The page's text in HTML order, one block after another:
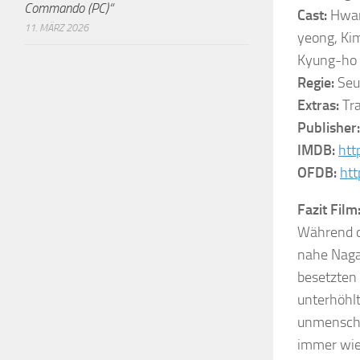
Cast:
yeong,
Kyung-ho
Regie:
Extras:
Publisher:
IMDB:
OFDB:
Fazit Film:
Während
nahe
immer
Commando (PC)“
11. MÄRZ 2026